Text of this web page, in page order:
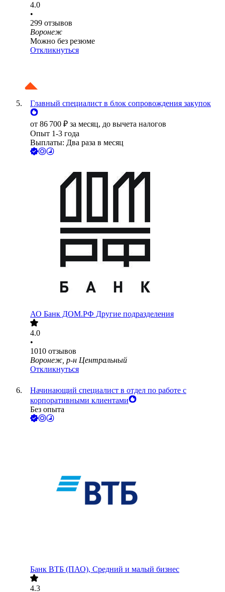
4.0
•
299 отзывов
Воронеж
Можно без резюме
Откликнуться
Главный специалист в блок сопровождения закупок
от 86 700 ₽ за месяц, до вычета налогов
Опыт 1-3 года
Выплаты: Два раза в месяц
АО Банк ДОМ.РФ Другие подразделения
4.0
•
1010 отзывов
Воронеж, р-н Центральный
Откликнуться
Начинающий специалист в отдел по работе с
корпоративными клиентами
Без опыта
Банк ВТБ (ПАО), Средний и малый бизнес
4.3